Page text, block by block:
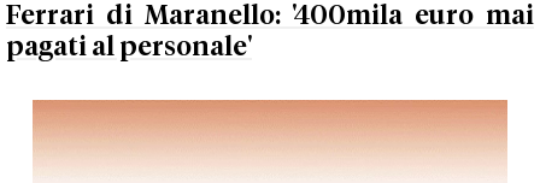
Ferrari di Maranello: '400mila euro mai
pagati al personale'